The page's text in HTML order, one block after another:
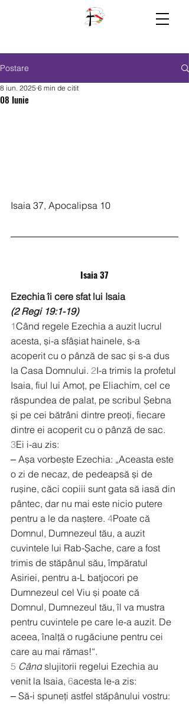
Postare
08 Iunie
8 iun. 2025 6 min de citit
Isaia 37, Apocalipsa 10
Isaia 37
Ezechia îi cere sfat lui Isaia
(2 Regi 19:1-19)
1Când regele Ezechia a auzit lucrul
acesta, și-a sfâșiat hainele, s-a
acoperit cu o pânză de sac și s-a dus
la Casa Domnului. 2I-a trimis la profetul
Isaia, fiul lui Amoț, pe Eliachim, cel ce
răspundea de palat, pe scribul Șebna
și pe cei bătrâni dintre preoți, fiecare
dintre ei acoperit cu o pânză de sac.
3Ei i-au zis:
‒ Așa vorbește Ezechia: „Aceasta este
o zi de necaz, de pedeapsă și de
rușine, căci copiii sunt gata să iasă din
pântec, dar nu mai este nicio putere
pentru a le da naștere. 4Poate că
Domnul, Dumnezeul tău, a auzit
cuvintele lui Rab-Șache, care a fost
trimis de stăpânul său, împăratul
Asiriei, pentru a-L batjocori pe
Dumnezeul cel Viu și poate că
Domnul, Dumnezeul tău, îl va mustra
pentru cuvintele pe care le-a auzit. De
aceea, înalță o rugăciune pentru cei
care au mai rămas!“.
5 Când slujitorii regelui Ezechia au
venit la Isaia, 6acesta le-a zis:
‒ Să-i spuneți astfel stăpânului vostru: